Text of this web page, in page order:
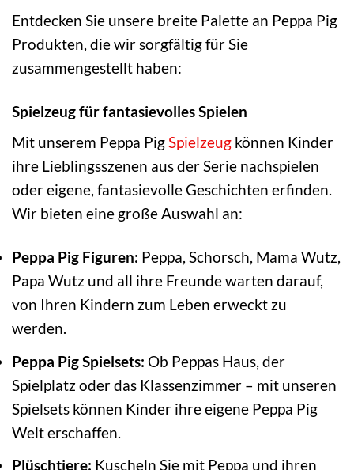
Entdecken Sie unsere breite Palette an Peppa Pig
Produkten, die wir sorgfältig für Sie
zusammengestellt haben:
Spielzeug für fantasievolles Spielen
Mit unserem Peppa PigSpielzeug können Kinder
ihre Lieblingsszenen aus der Serie nachspielen
oder eigene, fantasievolle Geschichten erfinden.
Wir bieten eine große Auswahl an:
Peppa Pig Figuren: Peppa, Schorsch, Mama Wutz,
Papa Wutz und all ihre Freunde warten darauf,
von Ihren Kindern zum Leben erweckt zu
werden.
Peppa Pig Spielsets: Ob Peppas Haus, der
Spielplatz oder das Klassenzimmer – mit unseren
Spielsets können Kinder ihre eigene Peppa Pig
Welt erschaffen.
Plüschtiere: Kuscheln Sie mit Peppa und ihren